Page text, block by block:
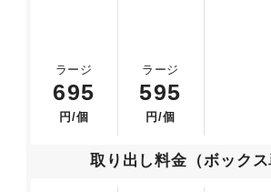
ラージ
695
円/個
ラージ
595
円/個
取り出し料金（ボックス